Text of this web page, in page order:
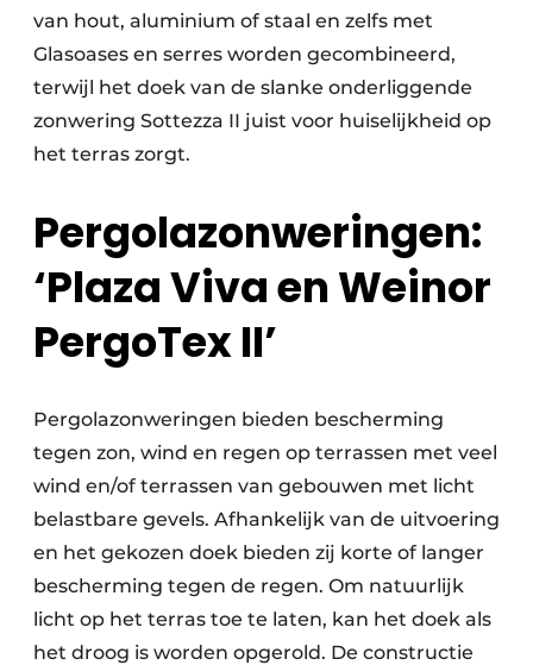
van hout, aluminium of staal en zelfs met
Glasoases en serres worden gecombineerd,
terwijl het doek van de slanke onderliggende
zon­wering Sottezza II juist voor huiselijkheid op
het terras zorgt.
Pergolazonweringen:
‘Plaza Viva en Weinor
PergoTex II’
Pergolazonweringen bieden bescherming
tegen zon, wind en regen op terrassen met veel
wind en/of terrassen van gebouwen met licht
belastbare gevels. Afhankelijk van de uitvoering
en het gekozen doek bieden zij korte of langer
bescherming tegen de regen. Om natuurlijk
licht op het terras toe te laten, kan het doek als
het droog is worden opgerold. De constructie